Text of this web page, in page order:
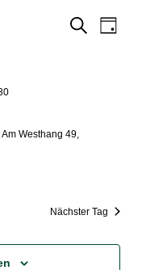
Suche
Tag
Am Westhang 49,
Nächster Tag